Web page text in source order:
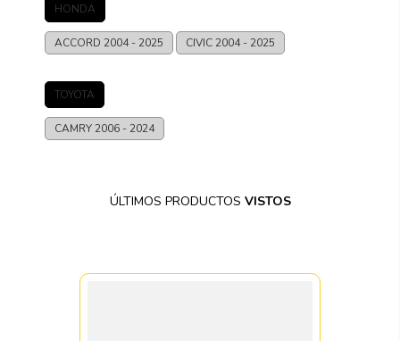
HONDA
ACCORD 2004 - 2025 CIVIC 2004 - 2025
TOYOTA
CAMRY 2006 - 2024
ÚLTIMOS PRODUCTOS VISTOS